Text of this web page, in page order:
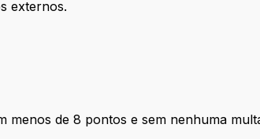
externos.
menos de 8 pontos e sem nenhuma